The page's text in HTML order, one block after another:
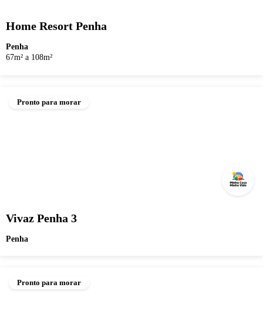
Home Resort Penha
Penha
67m² a 108m²
Pronto para morar
Vivaz Penha 3
Penha
Pronto para morar